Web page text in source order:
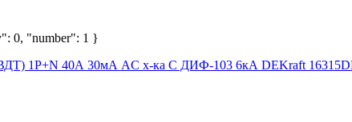
0, "number": 1 }